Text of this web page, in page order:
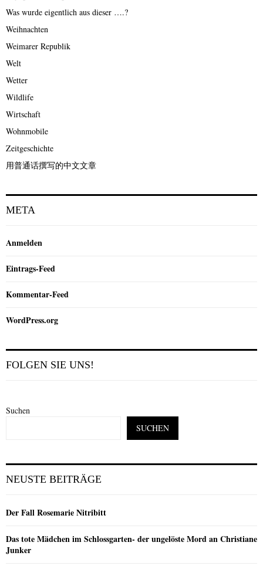
Was wurde eigentlich aus dieser ….?
Weihnachten
Weimarer Republik
Welt
Wetter
Wildlife
Wirtschaft
Wohnmobile
Zeitgeschichte
用普通话撰写的中文文章
META
Anmelden
Eintrags-Feed
Kommentar-Feed
WordPress.org
FOLGEN SIE UNS!
Suchen
SUCHEN
NEUSTE BEITRÄGE
Der Fall Rosemarie Nitribitt
Das tote Mädchen im Schlossgarten- der ungelöste Mord an Christiane
Junker